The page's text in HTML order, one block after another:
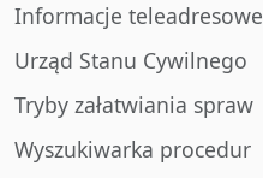
Informacje teleadresowe
Urząd Stanu Cywilnego
Tryby załatwiania spraw
Wyszukiwarka procedur